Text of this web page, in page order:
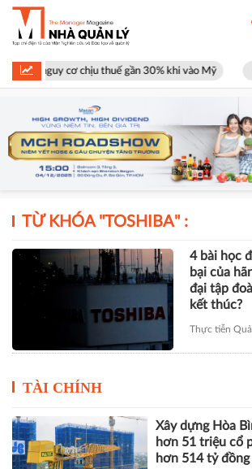
nguy cơ chịu thuế gần 30% khi vào Mỹ
TỪ KHÓA "
4 bài học
bại của
đại tập
TÀI CHÍNH
Xây dựng Hòa
hơn 51 triệu cổ
hơn 514 tỷ đồng
Novaland báo
khoản thu tài
đồng trở thành